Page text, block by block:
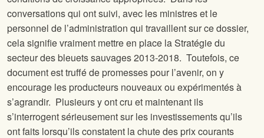
conversations qui ont suivi, avec les ministres et le
personnel de l’administration qui travaillent sur ce dossier,
cela signifie vraiment mettre en place la Stratégie du
secteur des bleuets sauvages 2013-2018. Toutefois, ce
document est truffé de promesses pour l’avenir, on y
encourage les producteurs nouveaux ou expérimentés à
s’agrandir. Plusieurs y ont cru et maintenant ils
s’interrogent sérieusement sur les investissements qu’ils
ont faits lorsqu’ils constatent la chute des prix courants